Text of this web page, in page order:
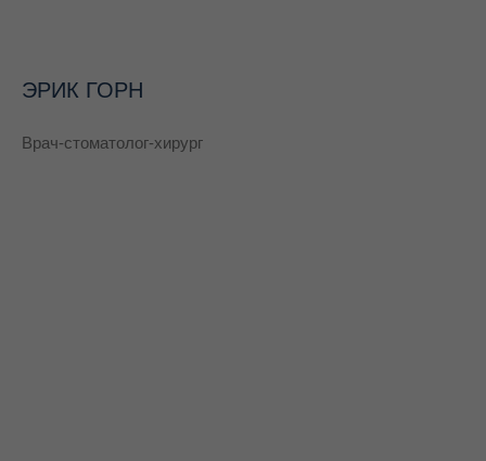
ЭРИК ГОРН
Врач-стоматолог-хирург